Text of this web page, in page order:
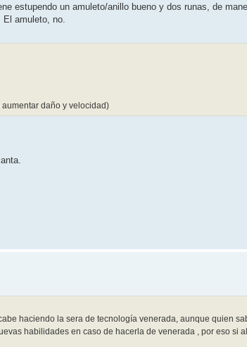
estupendo un amuleto/anillo bueno y dos runas, de
amuleto, no.
daño y velocidad)
haciendo la sera de tecnología venerada, aunque quien
habilidades en caso de hacerla de venerada , por eso